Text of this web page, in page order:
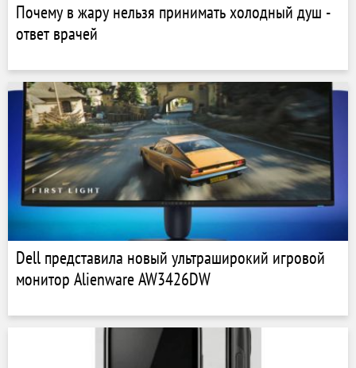
Почему в жару нельзя принимать холодный душ -
ответ врачей
Dell представила новый ультраширокий игровой
монитор Alienware AW3426DW